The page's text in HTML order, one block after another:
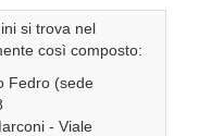
si trova nel
così composto:
Fedro (sede
- Viale